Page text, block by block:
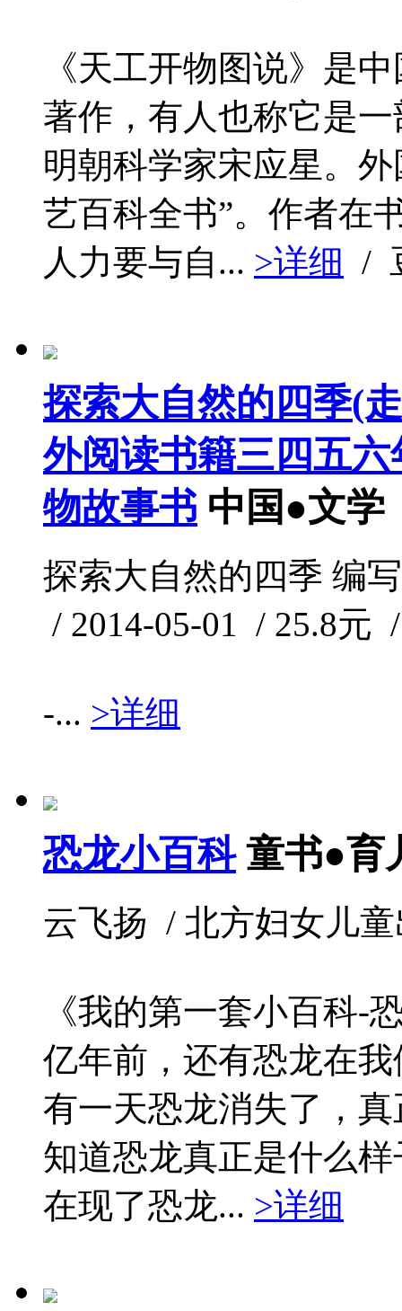
《天工开物图说》是
著作，有人也称它是
明朝科学家宋应星。
艺百科全书”。作者在
人力要与自... >详细 /
探索大自然的四季(
外阅读书籍三四五
物故事书 中国●文学
探索大自然的四季 编
/ 2014-05-01 / 25.8元
-... >详细
恐龙小百科 童书●育
云飞扬 / 北方妇女儿
《我的第一套小百科-
亿年前，还有恐龙在
有一天恐龙消失了，
知道恐龙真正是什么
在现了恐龙... >详细